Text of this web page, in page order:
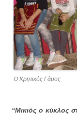
Ο Κρητικός Γάμος
“Μικιός ο κύκλος